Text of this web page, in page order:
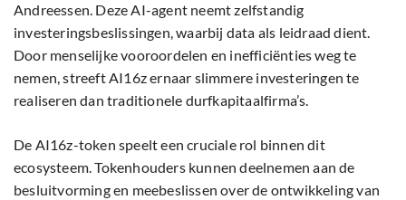
Andreessen. Deze AI-agent neemt zelfstandig
investeringsbeslissingen, waarbij data als leidraad dient.
Door menselijke vooroordelen en inefficiënties weg te
nemen, streeft AI16z ernaar slimmere investeringen te
realiseren dan traditionele durfkapitaalfirma’s.
De AI16z-token speelt een cruciale rol binnen dit
ecosysteem. Tokenhouders kunnen deelnemen aan de
besluitvorming en meebeslissen over de ontwikkeling van